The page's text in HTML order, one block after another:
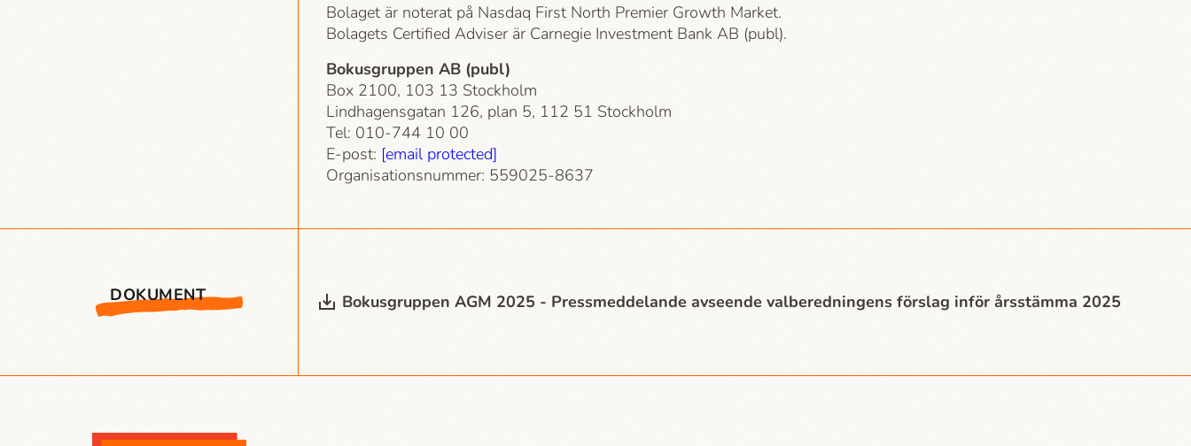
Bolaget är noterat på Nasdaq First North Premier Growth Market.
Bolagets Certified Adviser är Carnegie Investment Bank AB (publ).
Bokusgruppen AB (publ)
Box 2100, 103 13 Stockholm
Lindhagensgatan 126, plan 5, 112 51 Stockholm
Tel: 010-744 10 00
E-post: [email protected]
Organisationsnummer: 559025-8637
DOKUMENT Bokusgruppen AGM 2025 - Press­meddelande avseende valberedningens förslag inför årsstämma 2025